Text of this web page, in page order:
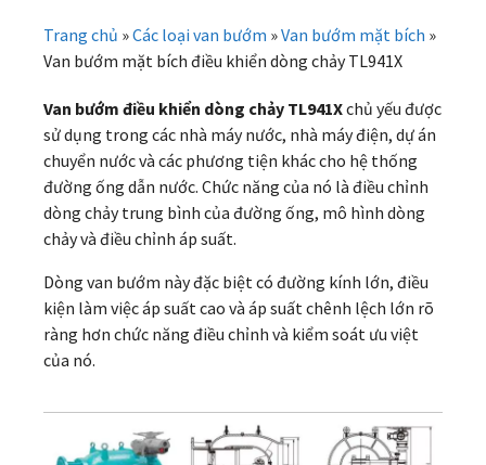
Trang chủ »Các loại van bướm »Van bướm mặt bích »
Van bướm mặt bích điều khiển dòng chảy TL941X
Van bướm điều khiển dòng chảy TL941Xchủ yếu được
sử dụng trong các nhà máy nước, nhà máy điện, dự án
chuyển nước và các phương tiện khác cho hệ thống
đường ống dẫn nước. Chức năng của nó là điều chỉnh
dòng chảy trung bình của đường ống, mô hình dòng
chảy và điều chỉnh áp suất.
Dòng van bướm này đặc biệt có đường kính lớn, điều
kiện làm việc áp suất cao và áp suất chênh lệch lớn rõ
ràng hơn chức năng điều chỉnh và kiểm soát ưu việt
của nó.